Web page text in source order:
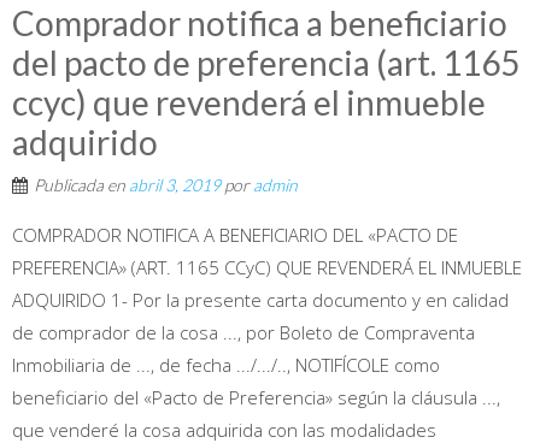
Comprador notifica a beneficiario
del pacto de preferencia (art. 1165
ccyc) que revenderá el inmueble
adquirido
Publicada en abril 3, 2019poradmin
COMPRADOR NOTIFICA A BENEFICIARIO DEL «PACTO DE
PREFERENCIA» (ART. 1165 CCyC) QUE REVENDERÁ EL INMUEBLE
ADQUIRIDO 1- Por la presente carta documento y en calidad
de comprador de la cosa ..., por Boleto de Compraventa
Inmobiliaria de ..., de fecha .../.../.., NOTIFÍCOLE como
beneficiario del «Pacto de Preferencia» según la cláusula ...,
que venderé la cosa adquirida con las modalidades